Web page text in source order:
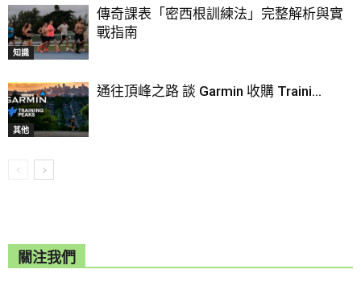
知識
傳奇課表「密西根訓練法」完整解析與實
戰指南
其他
通往頂峰之路 談 Garmin 收購 Traini...
關注我們